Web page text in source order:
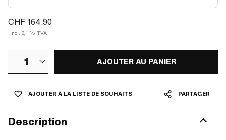
CHF 164.90
Incl. 8,1 % TVA
1 AJOUTER AU PANIER
AJOUTER À LA LISTE DE SOUHAITS PARTAGER
Description